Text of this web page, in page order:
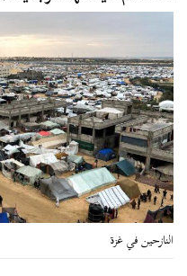
النازحين في غزة